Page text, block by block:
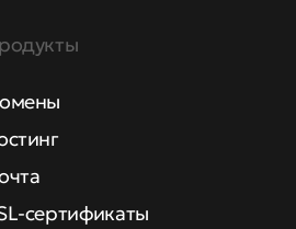
сертификаты